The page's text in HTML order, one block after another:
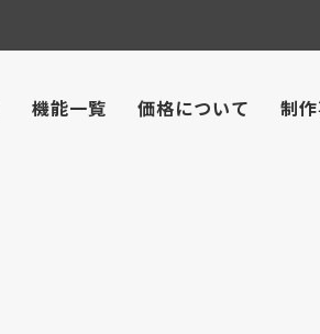
機能一覧 価格について 制